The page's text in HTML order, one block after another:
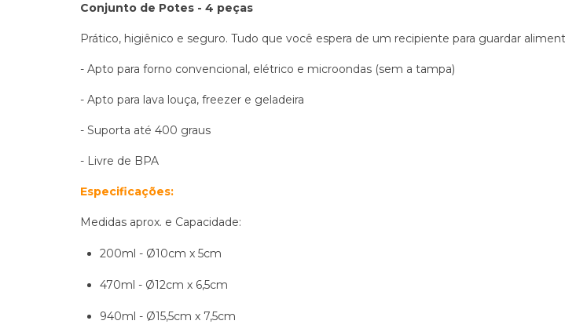
Conjunto de Potes - 4 peças
Prático, higiênico e seguro. Tudo que você espera de um recipiente para guardar
- Apto para forno convencional, elétrico e microondas (sem a tampa)
- Apto para lava louça, freezer e geladeira
- Suporta até 400 graus
- Livre de BPA
Especificações:
Medidas aprox. e Capacidade:
200ml - Ø10cm x 5cm
470ml - Ø12cm x 6,5cm
940ml - Ø15,5cm x 7,5cm